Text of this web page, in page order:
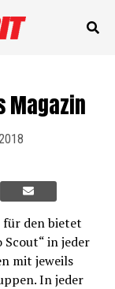
Magazin
für den bietet
in jeder
mit jeweils
In jeder